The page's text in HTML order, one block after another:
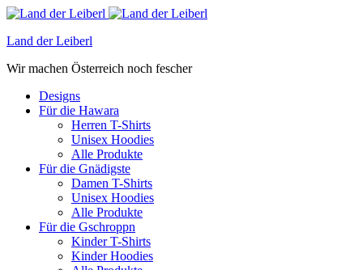
Land der Leiberl
Wir machen Österreich noch fescher
Designs
Für die Hawara
Herren T-Shirts
Unisex Hoodies
Alle Produkte
Für die Gnädigste
Damen T-Shirts
Unisex Hoodies
Alle Produkte
Für die Gschroppn
Kinder T-Shirts
Kinder Hoodies